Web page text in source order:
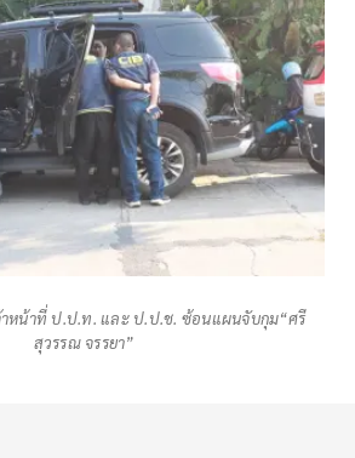
าหน้าที่ ป.ป.ท. และ ป.ป.ช. ซ้อนแผนจับกุม“ศรี
สุวรรณ จรรยา”